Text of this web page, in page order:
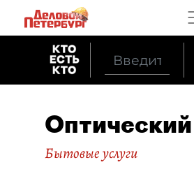
Бытовые услуги